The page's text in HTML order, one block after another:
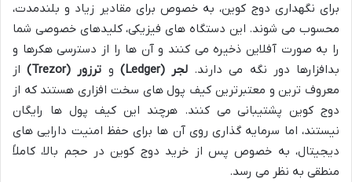
برای نگهداری دوج کوین، به خصوص برای مقادیر زیاد و بلندمدت،
محسوب می شوند. این دستگاه های فیزیکی، کلیدهای خصوصی شما
را به صورت آفلاین ذخیره می کنند و آن ها را از دسترسی هکرها و
بدافزارها دور نگه می دارند. لجر (Ledger) و ترزور (Trezor)
از
معروف ترین و معتبرترین کیف پول های سخت افزاری هستند که از
دوج کوین پشتیبانی می کنند. هرچند این کیف پول ها رایگان
نیستند، اما سرمایه گذاری روی آن ها برای حفظ امنیت دارایی های
دیجیتال، به خصوص پس از خرید دوج کوین در حجم بالا، کاملاً
منطقی به نظر می رسد.